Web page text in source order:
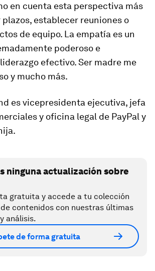
en cuenta esta perspectiva más
establecer reuniones o
de equipo. La empatía es un
poderoso e
efectivo. Ser madre me
y mucho más.
es vicepresidenta ejecutiva, jefa
y oficina legal de PayPal y
ninguna actualización sobre
gratuita y accede a tu colección
contenidos con nuestras últimas
análisis.
de forma gratuita